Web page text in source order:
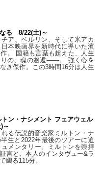
る 8/22(土)～
ア、ベルリン、そして米アカ
本映画界を新時代に導いた濱
。 国籍も言葉も超えた、人生
りの、魂の邂逅――。 強く心を
き傑作。この3時間16分は人生
ン・ナシメント フェアウェル
～
れる伝説的音楽家ミルトン・ナ
生と2022年最後のツアーに迫
メンタリー。ミルトンを崇拝
言と、本人のインタヴュー&ラ
綴る115分。